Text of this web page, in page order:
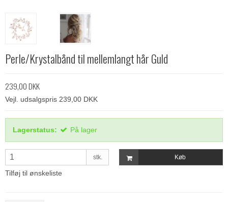
Perle/Krystalbånd til mellemlangt hår Guld
239,00 DKK
Vejl. udsalgspris 239,00 DKK
Lagerstatus: På lager
stk. Køb
Tilføj til ønskeliste